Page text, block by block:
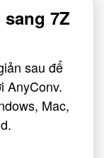
7Z
sau để
AnyConv.
Mac,